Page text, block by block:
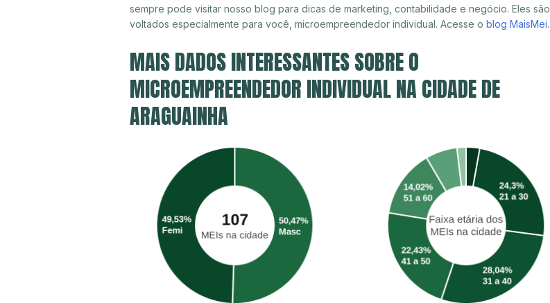
sempre pode visitar nosso blog para dicas de marketing, contabilidade e negócio. Eles são
voltados especialmente para você, microempreendedor individual. Acesse o blog MaisMei.
MAIS DADOS INTERESSANTES SOBRE O
MICROEMPREENDEDOR INDIVIDUAL NA CIDADE DE
ARAGUAINHA